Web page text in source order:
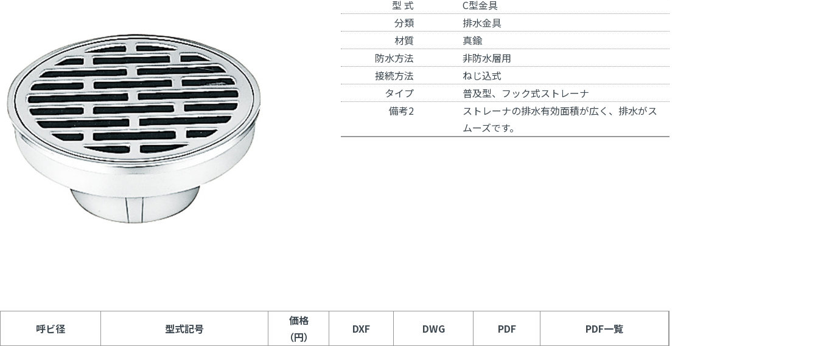
型 式
C型金具
分類
排水金具
材質
真鍮
防水方法
非防水層用
接続方法
ねじ込式
タイプ
普及型、フック式ストレーナ
備考2
ストレーナの排水有効面積が広く、排水がス
ムーズです。
呼ビ径 型式記号
価格
（円）
DXF DWG PDF
PDF一覧